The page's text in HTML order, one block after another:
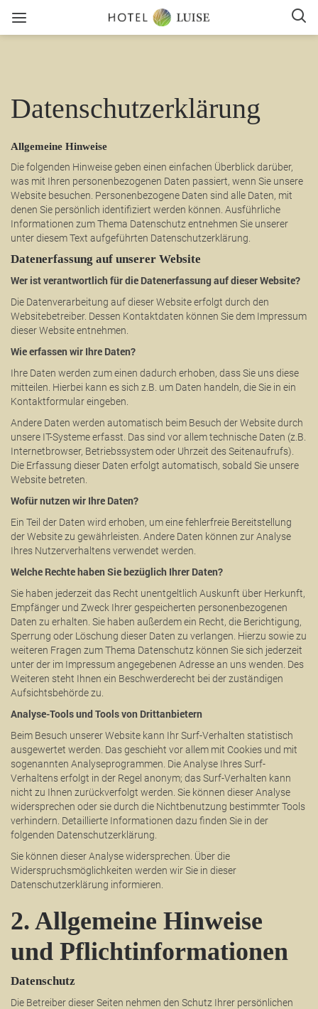
Datenschutzerklärung
Allgemeine Hinweise
Die folgenden Hinweise geben einen einfachen Überblick darüber,
was mit Ihren personenbezogenen Daten passiert, wenn Sie unsere
Website besuchen. Personenbezogene Daten sind alle Daten, mit
denen Sie persönlich identifiziert werden können. Ausführliche
Informationen zum Thema Datenschutz entnehmen Sie unserer
unter diesem Text aufgeführten Datenschutzerklärung.
Datenerfassung auf unserer Website
Wer ist verantwortlich für die Datenerfassung auf dieser Website?
Die Datenverarbeitung auf dieser Website erfolgt durch den
Websitebetreiber. Dessen Kontaktdaten können Sie dem Impressum
dieser Website entnehmen.
Wie erfassen wir Ihre Daten?
Ihre Daten werden zum einen dadurch erhoben, dass Sie uns diese
mitteilen. Hierbei kann es sich z.B. um Daten handeln, die Sie in ein
Kontaktformular eingeben.
Andere Daten werden automatisch beim Besuch der Website durch
unsere IT-Systeme erfasst. Das sind vor allem technische Daten (z.B.
Internetbrowser, Betriebssystem oder Uhrzeit des Seitenaufrufs).
Die Erfassung dieser Daten erfolgt automatisch, sobald Sie unsere
Website betreten.
Wofür nutzen wir Ihre Daten?
Ein Teil der Daten wird erhoben, um eine fehlerfreie Bereitstellung
der Website zu gewährleisten. Andere Daten können zur Analyse
Ihres Nutzerverhaltens verwendet werden.
Welche Rechte haben Sie bezüglich Ihrer Daten?
Sie haben jederzeit das Recht unentgeltlich Auskunft über Herkunft,
Empfänger und Zweck Ihrer gespeicherten personenbezogenen
Daten zu erhalten. Sie haben außerdem ein Recht, die Berichtigung,
Sperrung oder Löschung dieser Daten zu verlangen. Hierzu sowie zu
weiteren Fragen zum Thema Datenschutz können Sie sich jederzeit
unter der im Impressum angegebenen Adresse an uns wenden. Des
Weiteren steht Ihnen ein Beschwerderecht bei der zuständigen
Aufsichtsbehörde zu.
Analyse-Tools und Tools von Drittanbietern
Beim Besuch unserer Website kann Ihr Surf-Verhalten statistisch
ausgewertet werden. Das geschieht vor allem mit Cookies und mit
sogenannten Analyseprogrammen. Die Analyse Ihres Surf-
Verhaltens erfolgt in der Regel anonym; das Surf-Verhalten kann
nicht zu Ihnen zurückverfolgt werden. Sie können dieser Analyse
widersprechen oder sie durch die Nichtbenutzung bestimmter Tools
verhindern. Detaillierte Informationen dazu finden Sie in der
folgenden Datenschutzerklärung.
Sie können dieser Analyse widersprechen. Über die
Widerspruchsmöglichkeiten werden wir Sie in dieser
Datenschutzerklärung informieren.
2. Allgemeine Hinweise
und Pflichtinformationen
Datenschutz
Die Betreiber dieser Seiten nehmen den Schutz Ihrer persönlichen